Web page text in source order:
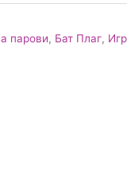
парови, Бат Плаг,